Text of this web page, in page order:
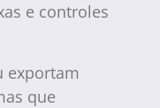
e controles
exportam
que